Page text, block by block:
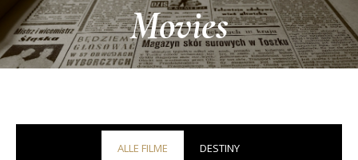
Movies
ALLE FILME DESTINY